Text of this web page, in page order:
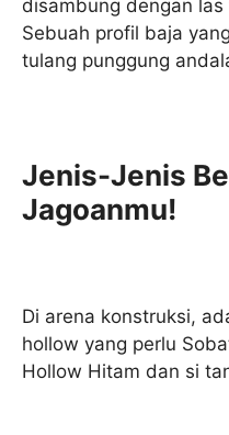
disambung dengan
Sebuah profil baja
tulang punggung
Jenis-Jenis
Jagoanmu!
Di arena konstruksi,
hollow yang perlu
Hollow Hitam dan si